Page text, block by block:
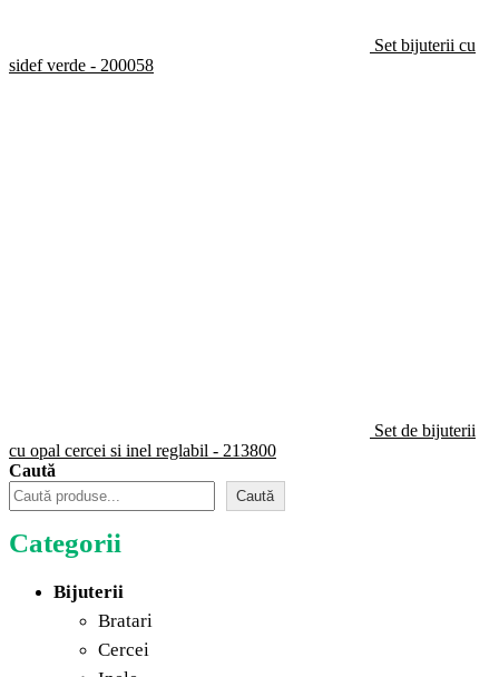
Set bijuterii cu
sidef verde - 200058
Set de bijuterii
cu opal cercei si inel reglabil - 213800
Caută
Caută
Categorii
Bijuterii
Bratari
Cercei